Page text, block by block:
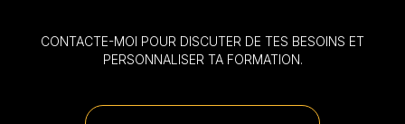
CONTACTE-MOI POUR DISCUTER DE TES BESOINS ET
PERSONNALISER TA FORMATION.